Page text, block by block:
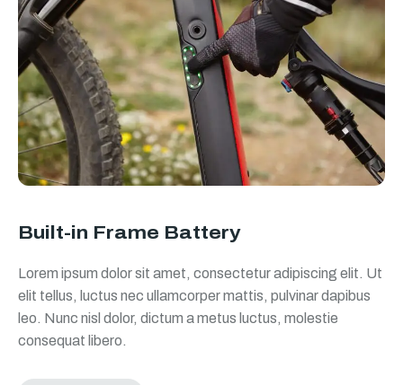
Built-in Frame Battery
Lorem ipsum dolor sit amet, consectetur adipiscing elit. Ut
elit tellus, luctus nec ullamcorper mattis, pulvinar dapibus
leo. Nunc nisl dolor, dictum a metus luctus, molestie
consequat libero.